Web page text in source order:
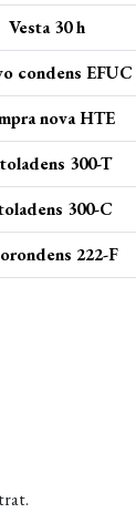
Vesta 30 h
condens EFUC
nova HTE
300-T
300-C
222-F